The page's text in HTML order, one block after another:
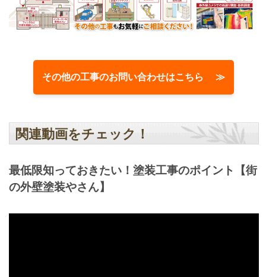
その他の工事のお問い合わせはこちら ≫
関連動画をチェック！
最低限知っておきたい！塗装工事のポイント【街
の外壁塗装やさん】